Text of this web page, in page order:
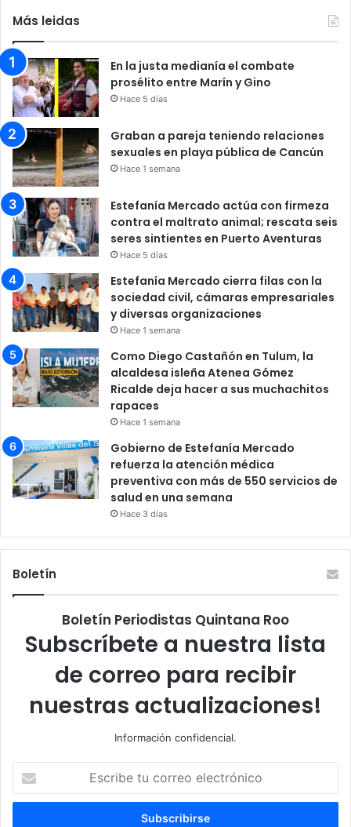
Más leidas
En la justa medianía el combate
prosélito entre Marín y Gino
Hace 5 días
Graban a pareja teniendo relaciones
sexuales en playa pública de Cancún
Hace 1 semana
Estefanía Mercado actúa con firmeza
contra el maltrato animal; rescata seis
seres sintientes en Puerto Aventuras
Hace 5 días
Estefanía Mercado cierra filas con la
sociedad civil, cámaras empresariales
y diversas organizaciones
Hace 1 semana
Como Diego Castañón en Tulum, la
alcaldesa isleña Atenea Gómez
Ricalde deja hacer a sus muchachitos
rapaces
Hace 1 semana
Gobierno de Estefanía Mercado
refuerza la atención médica
preventiva con más de 550 servicios de
salud en una semana
Hace 3 días
Boletín
Boletín Periodistas Quintana Roo
Subscríbete a nuestra lista
de correo para recibir
nuestras actualizaciones!
Información confidencial.
correo